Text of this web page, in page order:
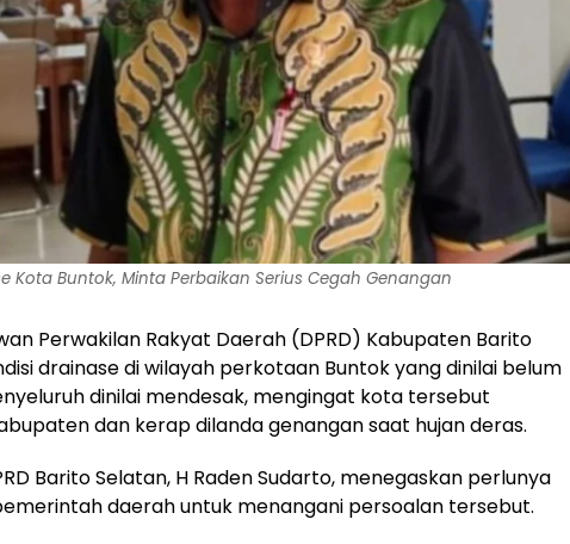
Kota Buntok, Minta Perbaikan Serius Cegah Genangan
Perwakilan Rakyat Daerah (DPRD) Kabupaten Barito
drainase di wilayah perkotaan Buntok yang dinilai belum
dinilai mendesak, mengingat kota tersebut
dan kerap dilanda genangan saat hujan deras.
Barito Selatan, H Raden Sudarto, menegaskan perlunya
daerah untuk menangani persoalan tersebut.